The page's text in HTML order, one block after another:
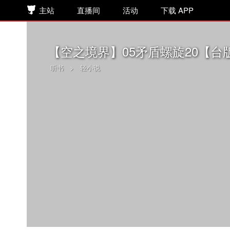
主站 直播间 活动 下载 APP
【空之境界】05矛盾螺旋20【台
听书 > 轻小说